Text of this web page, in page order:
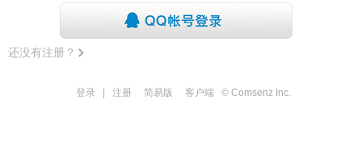
还没有注册？
登录 注册 简易版 客户端 © Comsenz Inc.